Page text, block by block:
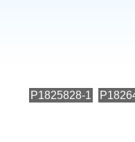
P1825828-1